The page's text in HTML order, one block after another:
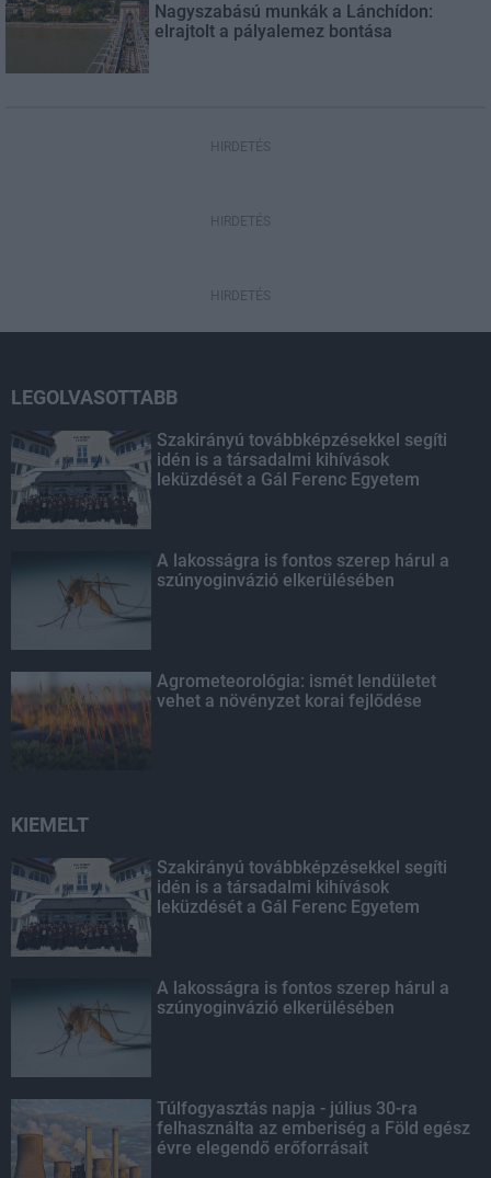
Nagyszabású munkák a Lánchídon:
elrajtolt a pályalemez bontása
HIRDETÉS
HIRDETÉS
HIRDETÉS
LEGOLVASOTTABB
Szakirányú továbbképzésekkel segíti
idén is a társadalmi kihívások
leküzdését a Gál Ferenc Egyetem
A lakosságra is fontos szerep hárul a
szúnyoginvázió elkerülésében
Agrometeorológia: ismét lendületet
vehet a növényzet korai fejlődése
KIEMELT
Szakirányú továbbképzésekkel segíti
idén is a társadalmi kihívások
leküzdését a Gál Ferenc Egyetem
A lakosságra is fontos szerep hárul a
szúnyoginvázió elkerülésében
Túlfogyasztás napja - július 30-ra
felhasználta az emberiség a Föld egész
évre elegendő erőforrásait